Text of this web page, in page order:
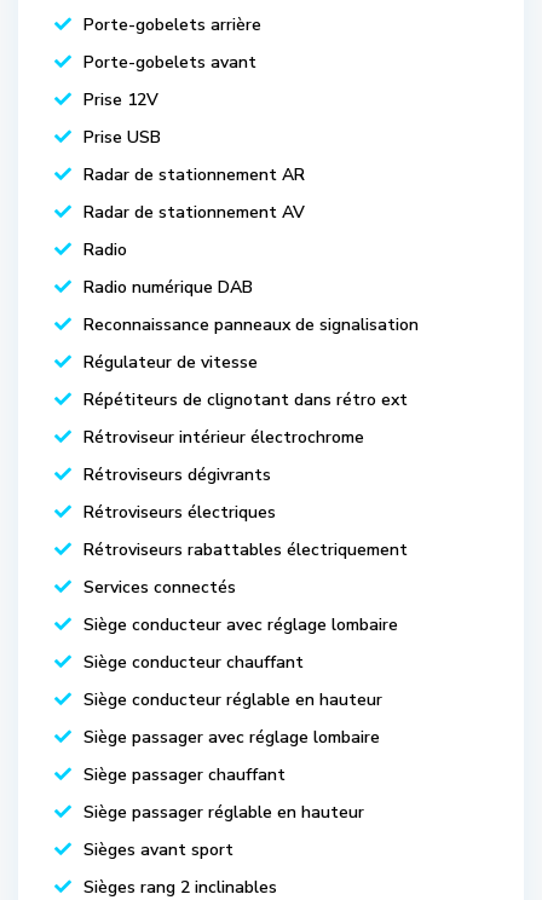
Porte-gobelets arrière
Porte-gobelets avant
Prise 12V
Prise USB
Radar de stationnement AR
Radar de stationnement AV
Radio
Radio numérique DAB
Reconnaissance panneaux de signalisation
Régulateur de vitesse
Répétiteurs de clignotant dans rétro ext
Rétroviseur intérieur électrochrome
Rétroviseurs dégivrants
Rétroviseurs électriques
Rétroviseurs rabattables électriquement
Services connectés
Siège conducteur avec réglage lombaire
Siège conducteur chauffant
Siège conducteur réglable en hauteur
Siège passager avec réglage lombaire
Siège passager chauffant
Siège passager réglable en hauteur
Sièges avant sport
Sièges rang 2 inclinables